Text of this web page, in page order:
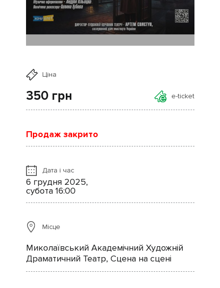
Ціна
350 грн e-ticket
Продаж закрито
Дата і час
6 грудня 2025,
субота 16:00
Місце
Миколаївський Академічний Художній
Драматичний Театр, Сцена на сцені